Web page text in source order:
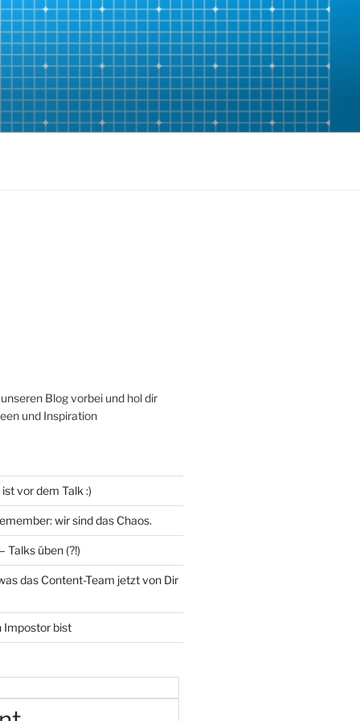
Blog vorbei und hol dir
und Inspiration
vor dem Talk :)
wir sind das Chaos.
Talks üben (?!)
das Content-Team jetzt von Dir
Impostor bist